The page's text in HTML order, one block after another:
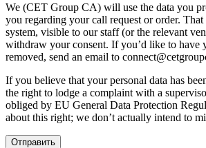
We (CET Group CA) will use the data you
you regarding your call request or order.
system, visible to our staff (or the relevant
withdraw your consent. If you’d like to have
removed, send an email to
If you believe that your personal data has
the right to lodge a complaint with a
obliged by EU General Data Protection
about this right; we don’t actually intend to
Отправить